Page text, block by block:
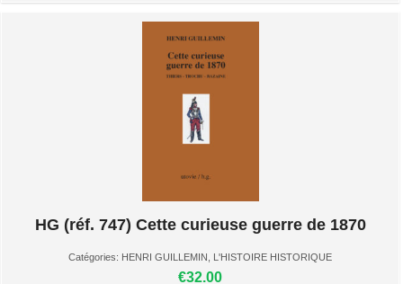
HG (réf. 747) Cette curieuse guerre de 1870
Catégories: HENRI GUILLEMIN L'HISTOIRE HISTORIQUE
€32.00